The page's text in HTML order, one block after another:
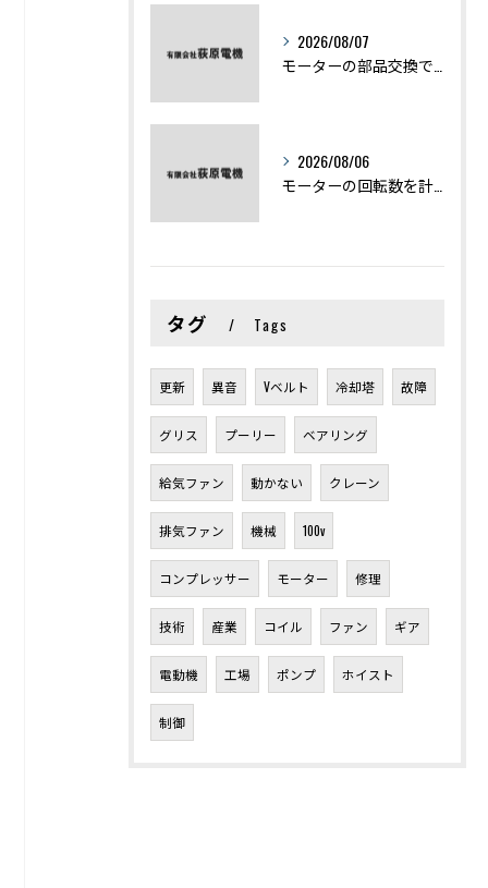
2026/08/07
2026/08/06
タグ Tags
更新 異音 Vベルト 冷却塔 故障
グリス プーリー ベアリング
給気ファン 動かない クレーン
排気ファン 機械 100v
コンプレッサー モーター 修理
技術 産業 コイル ファン ギア
電動機 工場 ポンプ ホイスト
制御